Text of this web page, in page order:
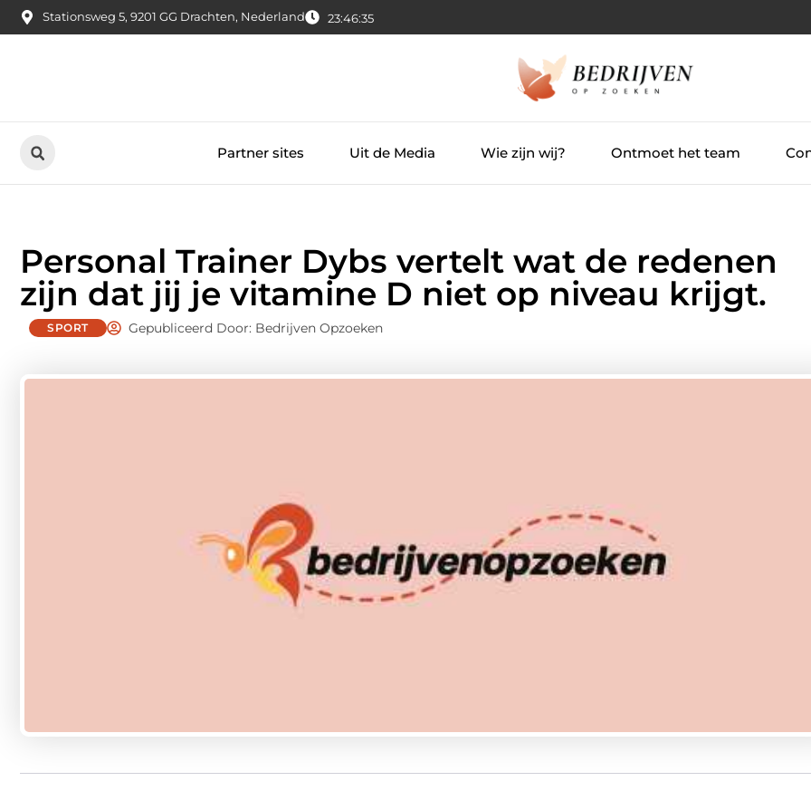
Stationsweg 5, 9201 GG Drachten, Nederland 23:46:36
Partner sites Uit de Media Wie zijn wij? Ontmoet het team
Personal Trainer Dybs vertelt wat de redenen
zijn dat jij je vitamine D niet op niveau krijgt.
SPORT Gepubliceerd Door: Bedrijven Opzoeken